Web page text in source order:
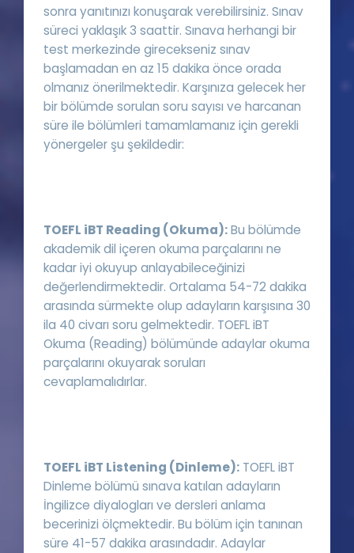
sonra yanıtınızı konuşarak verebilirsiniz. Sınav
süreci yaklaşık 3 saattir. Sınava herhangi bir
test merkezinde girecekseniz sınav
başlamadan en az 15 dakika önce orada
olmanız önerilmektedir. Karşınıza gelecek her
bir bölümde sorulan soru sayısı ve harcanan
süre ile bölümleri tamamlamanız için gerekli
yönergeler şu şekildedir:
TOEFL iBT Reading (Okuma):Bu bölümde
akademik dil içeren okuma parçalarını ne
kadar iyi okuyup anlayabileceğinizi
değerlendirmektedir. Ortalama 54-72 dakika
arasında sürmekte olup adayların karşısına 30
ila 40 civarı soru gelmektedir. TOEFL iBT
Okuma (Reading) bölümünde adaylar okuma
parçalarını okuyarak soruları
cevaplamalıdırlar.
TOEFL iBT Listening (Dinleme): TOEFL iBT
Dinleme bölümü sınava katılan adayların
İngilizce diyalogları ve dersleri anlama
becerinizi ölçmektedir. Bu bölüm için tanınan
süre 41-57 dakika arasındadır. Adaylar